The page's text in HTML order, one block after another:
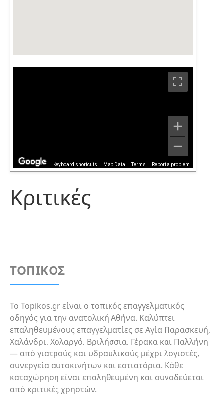
Keyboard shortcuts Map Data Terms Report a problem
Κριτικές
ΤΟΠΙΚΟΣ
Το Topikos.gr είναι ο τοπικός επαγγελματικός
οδηγός για την ανατολική Αθήνα. Καλύπτει
επαληθευμένους επαγγελματίες σε Αγία Παρασκευή,
Χαλάνδρι, Χολαργό, Βριλήσσια, Γέρακα και Παλλήνη
— από γιατρούς και υδραυλικούς μέχρι λογιστές,
συνεργεία αυτοκινήτων και εστιατόρια. Κάθε
καταχώρηση είναι επαληθευμένη και συνοδεύεται
από κριτικές χρηστών.